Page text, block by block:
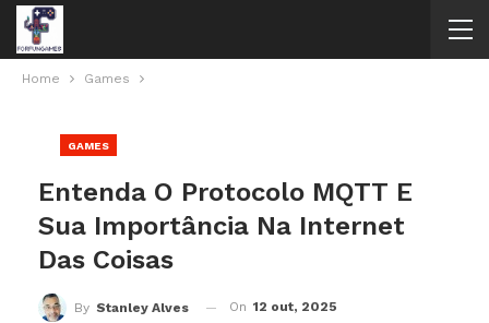
Home Games
GAMES
Entenda O Protocolo MQTT E
Sua Importância Na Internet
Das Coisas
By Stanley Alves On 12 out, 2025